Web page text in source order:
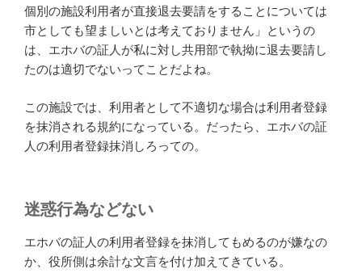
個別の施設利用者が直接退去要請をすることについては
市としても望ましいとは考えておりません」というの
は、エホバの証人が私に対し共用部で執拗に退去要請し
たのは適切でないってことだよね。
この施設では、利用者として不適切な場合は利用者登録
を抹消される規約になっている。だったら、エホバの証
人の利用者登録抹消しろっての。
迷惑行為などない
エホバの証人の利用者登録を抹消してもめるのが嫌なの
か、役所側は余計な文言を付け加えてきている。